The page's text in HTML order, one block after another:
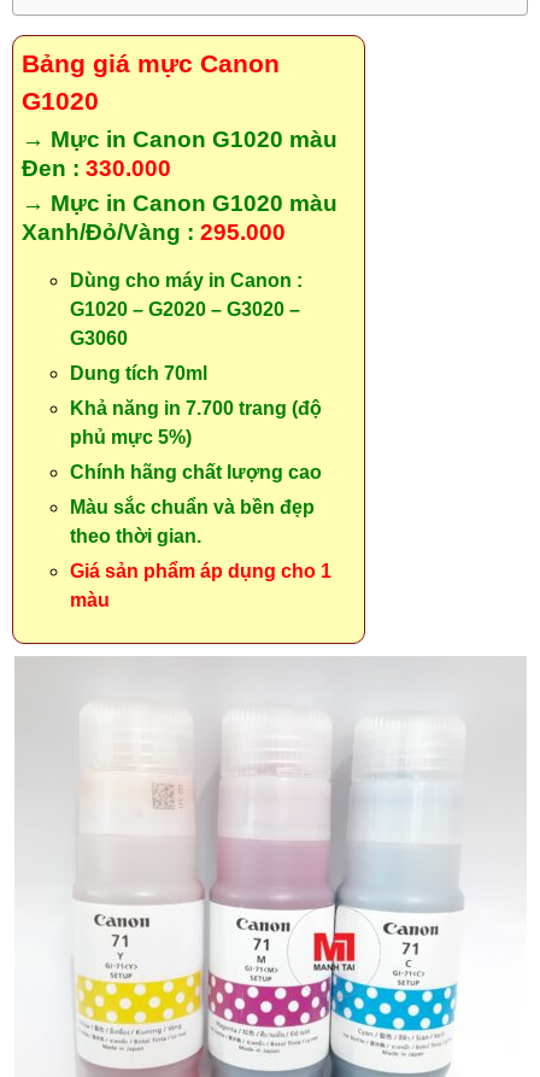
Bảng giá mực Canon
G1020
→ Mực in Canon G1020 màu
Đen : 330.000
→ Mực in Canon G1020 màu
Xanh/Đỏ/Vàng : 295.000
Dùng cho máy in Canon :
G1020 – G2020 – G3020 –
G3060
Dung tích 70ml
Khả năng in 7.700 trang (độ
phủ mực 5%)
Chính hãng chất lượng cao
Màu sắc chuẩn và bền đẹp
theo thời gian.
Giá sản phẩm áp dụng cho 1
màu